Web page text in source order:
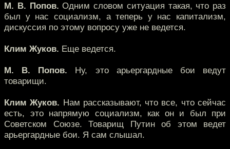
М. В. Попов. Одним словом ситуация такая, что раз
был у нас социализм, а теперь у нас капитализм,
дискуссия по этому вопросу уже не ведется.
Клим Жуков. Еще ведется.
М. В. Попов. Ну, это арьергардные бои ведут
товарищи.
Клим Жуков. Нам рассказывают, что все, что сейчас
есть, это напрямую социализм, как он и был при
Советском Союзе. Товарищ Путин об этом ведет
арьергардные бои. Я сам слышал.